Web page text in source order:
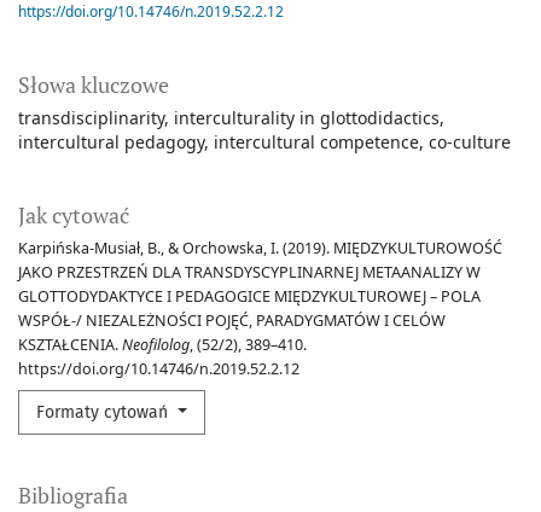
Słowa kluczowe
transdisciplinarity interculturality in glottodidactics
intercultural pedagogy intercultural competence co-culture
Jak cytować
Karpińska-Musiał, B., & Orchowska, I. (2019). MIĘDZYKULTUROWOŚĆ
JAKO PRZESTRZEŃ DLA TRANSDYSCYPLINARNEJ METAANALIZY W
GLOTTODYDAKTYCE I PEDAGOGICE MIĘDZYKULTUROWEJ – POLA
WSPÓŁ-/ NIEZALEŻNOŚCI POJĘĆ, PARADYGMATÓW I CELÓW
KSZTAŁCENIA.Neofilolog, (52/2), 389–410.
https://doi.org/10.14746/n.2019.52.2.12
Formaty cytowań
https://doi.org/10.14746/n.2019.52.2.12
Bibliografia